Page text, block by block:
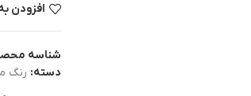
افزودن
شناسه
دسته: رنگ